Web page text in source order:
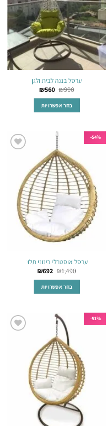
ערסל בננה לבית ולגן
₪990
₪560
בחר אפשרויות
יש
מספר
סוגים.
ניתן
לבחור
את
האפשרויות
בעמוד
המוצר
54%-
המשאלות
ערסל אוסטרלי בינוני תלוי
₪1,490
₪692
בחר אפשרויות
יש
מספר
סוגים.
ניתן
לבחור
את
האפשרויות
בעמוד
המוצר
51%-